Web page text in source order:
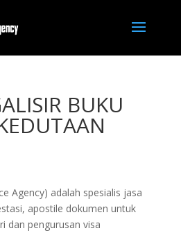
BUKU
Agency) adalah spesialis jasa
apostile dokumen untuk
dan pengurusan visa